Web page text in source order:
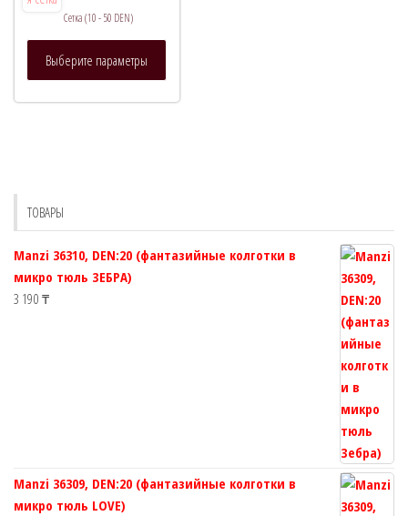
Сетка (10 - 50 DEN)
Выберите параметры
товара.
ТОВАРЫ
Manzi 36310, DEN:20 (фантазийные колготки в
микро тюль ЗЕБРА)
3 190 ₸
Manzi 36309, DEN:20 (фантазийные колготки в
микро тюль LOVE)